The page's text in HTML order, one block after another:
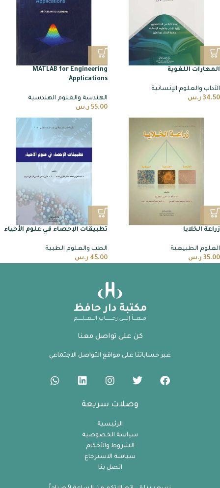
المهارات اللغوية
الآداب والعلوم الإنسانية
34.50 ر.س
MATLAB for Engineering
Applications
الهندسة والعلوم الهندسية
55.00 ر.س
زراعة الخلايا
العلوم الطبيعية
35.00 ر.س
تطبيقات الإحصاء في علوم الأحياء
الطب والعلوم الطبية
45.00 ر.س
كن على تواصل معنا
عبر حساباتنا على مواقع التواصل الاجتماعي
وصلات سريعة
الرئيسية
سياسة الخصوصية
الشروط والأحكام
سياسة الاسترجاع
اتصل بنا